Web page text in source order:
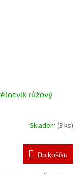
růžový
Skladem (3 ks)
Do košíku